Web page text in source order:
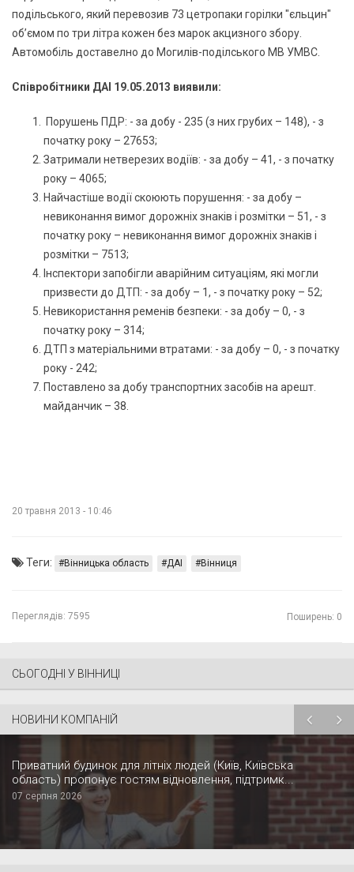
подільського, який перевозив 73 цетропаки горілки "єльцин"
об’ємом по три літра кожен без марок акцизного збору.
Автомобіль доставелно до Могилів-поділського МВ УМВС.
Співробітники ДАІ 19.05.2013 виявили:
Порушень ПДР: - за добу - 235 (з них грубих – 148), - з
початку року – 27653;
Затримали нетверезих водіїв: - за добу – 41, - з початку
року – 4065;
Найчастіше водії скоюють порушення: - за добу –
невиконання вимог дорожніх знаків і розмітки – 51, - з
початку року – невиконання вимог дорожніх знаків і
розмітки – 7513;
Інспектори запобігли аварійним ситуаціям, які могли
призвести до ДТП: - за добу – 1, - з початку року – 52;
Невикористання ременів безпеки: - за добу – 0, - з
початку року – 314;
ДТП з матеріальними втратами: - за добу – 0, - з початку
року - 242;
Поставлено за добу транспортних засобів на арешт.
майданчик – 38.
20 травня 2013 - 10:46
Теги: Вінницька область ДАІ Вінниця
Переглядів: 7595 Поширень: 0
СЬОГОДНІ У ВІННИЦІ
НОВИНИ КОМПАНІЙ
Приватний будинок для літніх людей (Київ, Київська
область) пропонує гостям відновлення, підтримк...
07 серпня 2026